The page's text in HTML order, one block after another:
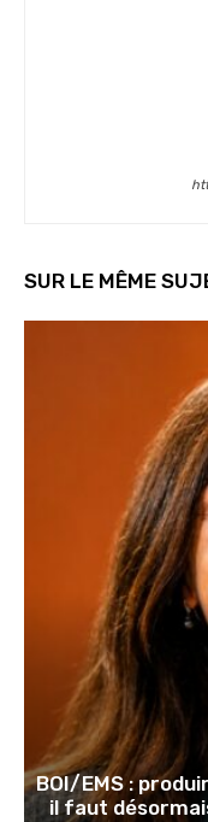
SUR LE MÊME
BOI/EMS :
il faut